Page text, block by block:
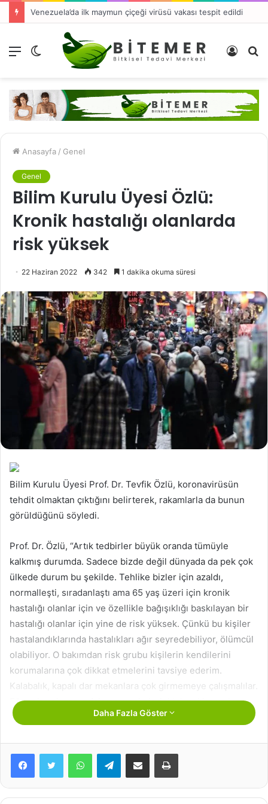
Venezuela’da ilk maymun çiçeği virüsü vakası tespit edildi
Menü
görünümü
Kayıt
Anasayfa / Genel
Genel
Bilim Kurulu Üyesi Özlü:
Kronik hastalığı olanlarda
risk yüksek
22 Haziran 2022 342 1 dakika okuma süresi
Bilim Kurulu Üyesi Prof. Dr. Tevfik Özlü, koronavirüsün
tehdit olmaktan çıktığını belirterek, rakamlarla da bunun
görüldüğünü söyledi.
Prof. Dr. Özlü, “Artık tedbirler büyük oranda tümüyle
kalkmış durumda. Sadece bizde değil dünyada da pek çok
ülkede durum bu şekilde. Tehlike bizler için azaldı,
normalleşti, sıradanlaştı ama 65 yaş üzeri için kronik
hastalığı olanlar için ve özellikle bağışıklığı baskılayan bir
hastalığı olanlar için yine de risk yüksek. Çünkü bu kişiler
hastalandıklarında hastalıkları ağır seyredebiliyor, ölümcül
olabiliyor. O bakımdan risk grubu kişilerin kendilerini
korumalarına çok dikkat etmelerini tavsiye ederim.
Kalabalık, kapalı dar mekanlara çok girmemeye çalışmalılar.
Eğer girmek zorundalarsa maskelerini takmalılar ve kısa
zamanda işlerini görüp oradan çıkmadılar. Kendilerini
açısından kendilerini korumaları gerekiyor” diye konuştu.
Daha Fazla Göster
WhatsAppTelegramE-Posta ile paylaş Yazdır